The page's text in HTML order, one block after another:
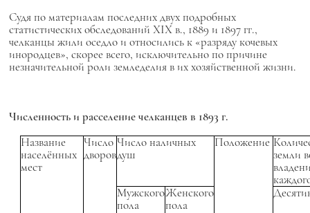
Судя по материалам последних двух подробных
статистических обследований XIX в., 1889 и 1897 гг.,
челканцы жили оседло и относились к «разряду кочевых
инородцев», скорее всего, исключительно по причине
незначительной роли земледелия в их хозяйственной жизни.
Численность и расселение челканцев в 1893 г.
Название
населённых
мест
Число
дворов
Число наличных
душ
Положение
земли
Мужского
пола
Женского
пола